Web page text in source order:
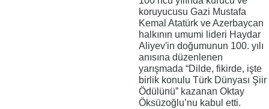
koruyucusu Gazi Mustafa
Kemal Atatürk ve Azerbaycan
halkının umumi lideri Haydar
Aliyev'in doğumunun 100. yılı
anısına düzenlenen
yarışmada “Dilde, fikirde, işte
birlik konulu Türk Dünyası Şiir
Ödülünü” kazanan Oktay
Öksüzoğlu’nu kabul etti.